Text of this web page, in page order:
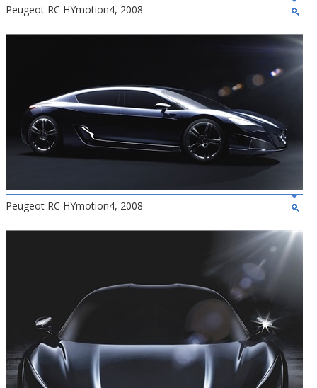
Peugeot RC HYmotion4, 2008
Peugeot RC HYmotion4, 2008